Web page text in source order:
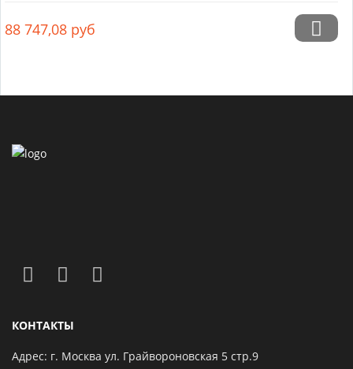
88 747,08 руб
КОНТАКТЫ
Адрес: г. Москва ул. Грайвороновская 5 стр.9